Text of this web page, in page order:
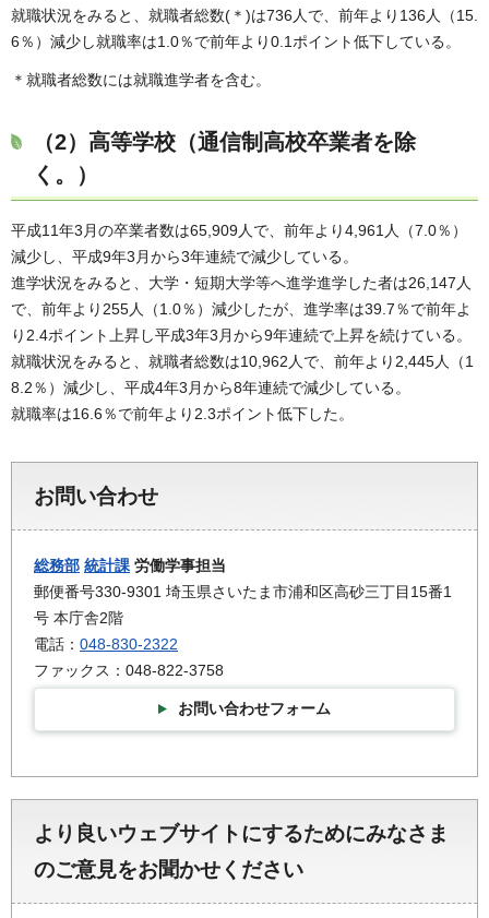
就職状況をみると、就職者総数(＊)は736人で、前年より136人（15.
6％）減少し就職率は1.0％で前年より0.1ポイント低下している。
＊就職者総数には就職進学者を含む。
（2）高等学校（通信制高校卒業者を除
く。）
平成11年3月の卒業者数は65,909人で、前年より4,961人（7.0％）
減少し、平成9年3月から3年連続で減少している。
進学状況をみると、大学・短期大学等へ進学進学した者は26,147人
で、前年より255人（1.0％）減少したが、進学率は39.7％で前年よ
り2.4ポイント上昇し平成3年3月から9年連続で上昇を続けている。
就職状況をみると、就職者総数は10,962人で、前年より2,445人（1
8.2％）減少し、平成4年3月から8年連続で減少している。
就職率は16.6％で前年より2.3ポイント低下した。
お問い合わせ
総務部 統計課 労働学事担当
郵便番号330-9301 埼玉県さいたま市浦和区高砂三丁目15番1
号 本庁舎2階
電話： 048-830-2322
ファックス：048-822-3758
お問い合わせフォーム
より良いウェブサイトにするためにみなさま
のご意見をお聞かせください